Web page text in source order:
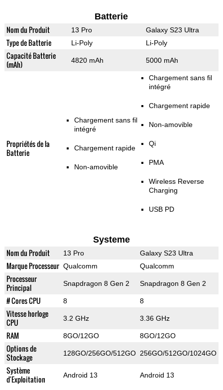
Batterie
Nom du Produit 13 Pro Galaxy S23 Ultra
Type de Batterie Li-Poly Li-Poly
Capacité Batterie
(mAh)
4820 mAh 5000 mAh
Propriétés de la
Batterie
Chargement sans fil
intégré
Chargement rapide
Non-amovible
Chargement sans fil
intégré
Chargement rapide
Non-amovible
Qi
PMA
Wireless Reverse
Charging
USB PD
Systeme
Nom du Produit 13 Pro Galaxy S23 Ultra
Marque Processeur Qualcomm Qualcomm
Processeur
Principal
Snapdragon 8 Gen 2 Snapdragon 8 Gen 2
# Cores CPU 8 8
Vitesse horloge
CPU
3.2 GHz 3.36 GHz
RAM 8GO/12GO 8GO/12GO
Options de
Stockage
128GO/256GO/512GO 256GO/512GO/1024GO
Système
d'Exploitation
Android 13 Android 13